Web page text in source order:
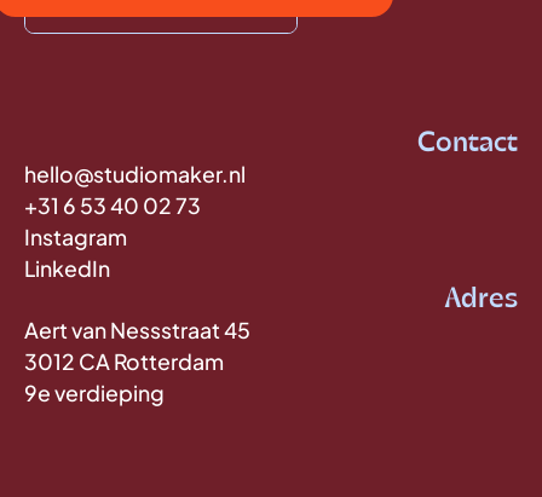
Contact
hello@studiomaker.nl
+31 6 53 40 02 73
Instagram
LinkedIn
Adres
Aert van Nessstraat 45
3012 CA Rotterdam
9e verdieping